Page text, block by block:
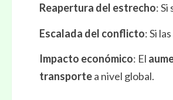
Reapertura del estrecho: Si
Escalada del conflicto: Si
Impacto económico: El
transportea nivel global.